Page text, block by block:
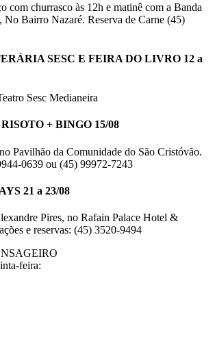
com churrasco às 12h e matinê com a Banda
No Bairro Nazaré. Reserva de Carne (45)
SESC E FEIRA DO LIVRO 12 a
Sesc Medianeira
+ BINGO 15/08
Pavilhão da Comunidade do São Cristóvão.
0639 ou (45) 99972-7243
21 a 23/08
Pires, no Rafain Palace Hotel &
e reservas: (45) 3520-9494
feira: